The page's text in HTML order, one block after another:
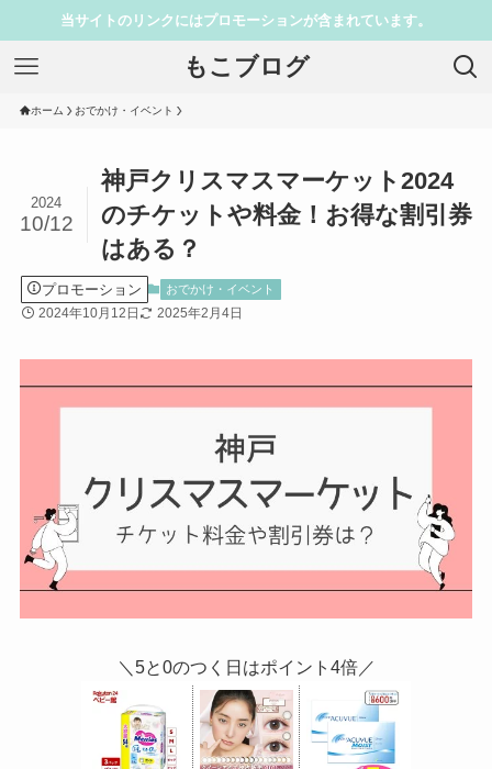
当サイトのリンクにはプロモーションが含まれています。
もこブログ
ホーム おでかけ・イベント
神戸クリスマスマーケット2024
のチケットや料金！お得な割引券
はある？
2024
10/12
プロモーション おでかけ・イベント
2024年10月12日 2025年2月4日
＼5と0のつく日はポイント4倍／